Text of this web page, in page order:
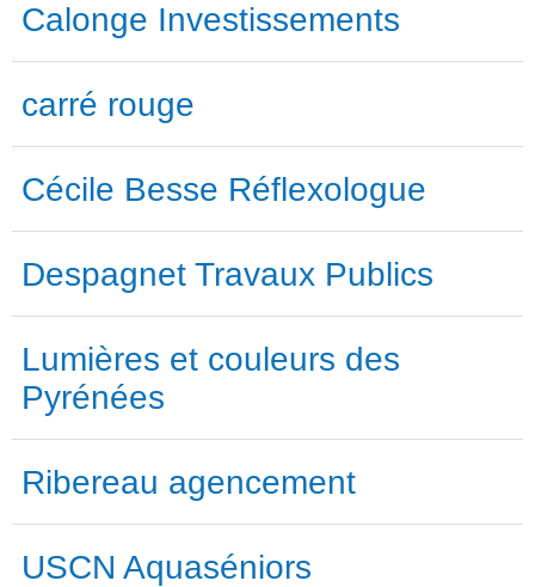
Calonge Investissements
carré rouge
Cécile Besse Réflexologue
Despagnet Travaux Publics
Lumières et couleurs des
Pyrénées
Ribereau agencement
USCN Aquaséniors